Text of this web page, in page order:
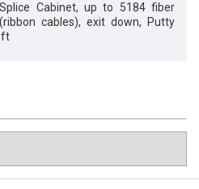
Cabinet, up to 5184 fiber
cables), exit down, Putty
ft